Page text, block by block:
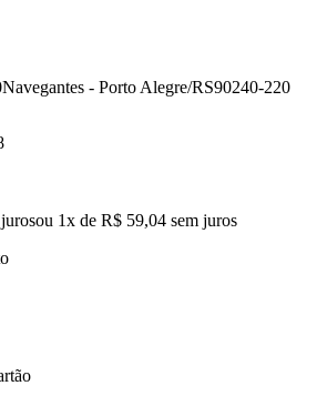
Navegantes - Porto Alegre/RS90240-220
ou 1x de R$ 59,04 sem juros